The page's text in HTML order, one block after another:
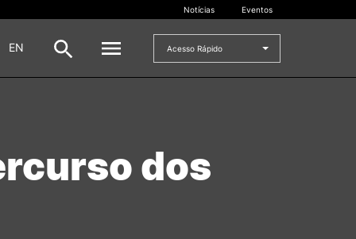
Artes Visuais
Notícias Eventos
EN Acesso Rápido
dos